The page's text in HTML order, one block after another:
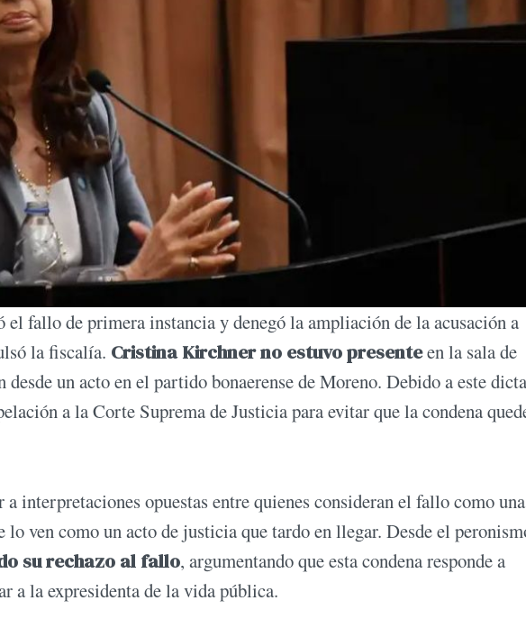
fallo de primera instancia y denegó la ampliación de la acusación a
la fiscalía. Cristina Kirchner no estuvo presenteen la sala de
un acto en el partido bonaerense de Moreno. Debido a este
a la Corte Suprema de Justicia para evitar que la condena
interpretaciones opuestas entre quienes consideran el fallo como una
ven como un acto de justicia que tardo en llegar. Desde el
su rechazo al fallo, argumentando que esta condena responde a
a la expresidenta de la vida pública.